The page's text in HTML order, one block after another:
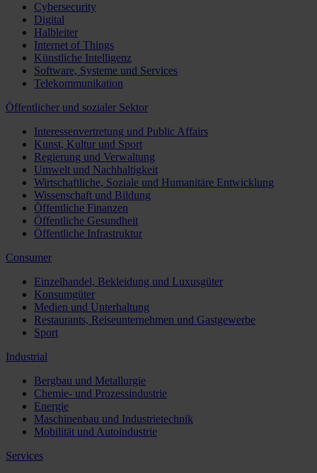
Cybersecurity
Digital
Halbleiter
Internet of Things
Künstliche Intelligenz
Software, Systeme und Services
Telekommunikation
Öffentlicher und sozialer Sektor
Interessenvertretung und Public Affairs
Kunst, Kultur und Sport
Regierung und Verwaltung
Umwelt und Nachhaltigkeit
Wirtschaftliche, Soziale und Humanitäre Entwicklung
Wissenschaft und Bildung
Öffentliche Finanzen
Öffentliche Gesundheit
Öffentliche Infrastruktur
Consumer
Einzelhandel, Bekleidung und Luxusgüter
Konsumgüter
Medien und Unterhaltung
Restaurants, Reiseunternehmen und Gastgewerbe
Sport
Industrial
Bergbau und Metallurgie
Chemie- und Prozessindustrie
Energie
Maschinenbau und Industrietechnik
Mobilität und Autoindustrie
Services